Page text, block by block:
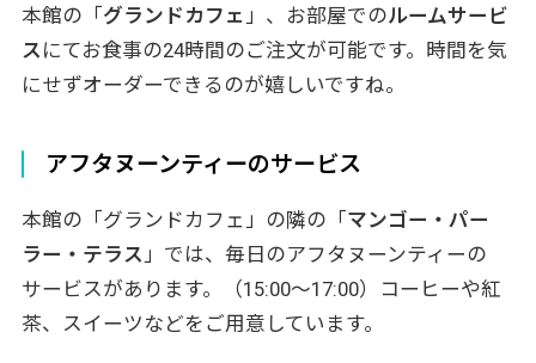
本館の「グランドカフェ 」、お部屋でのルームサービ
ス にてお食事の24時間のご注文が可能です。時間を気
にせずオーダーできるのが嬉しいですね。
アフタヌーンティーのサービス
本館の「グランドカフェ」の隣の「マンゴー・パー
ラー・テラス 」では、毎日のアフタヌーンティーの
サービスがあります。（15:00～17:00）コーヒーや紅
茶、スイーツなどをご用意しています。